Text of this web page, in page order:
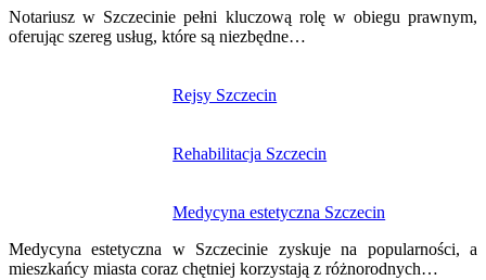
Notariusz w Szczecinie pełni kluczową rolę w obiegu prawnym,
oferując szereg usług, które są niezbędne…
Rejsy Szczecin
Rehabilitacja Szczecin
Medycyna estetyczna Szczecin
Medycyna estetyczna w Szczecinie zyskuje na popularności, a
mieszkańcy miasta coraz chętniej korzystają z różnorodnych…